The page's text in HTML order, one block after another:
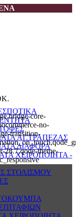
ΑΓ.ΤΡΑΠΕΖΑΣ
ΔΙΑΦΟΡΑ
ΧΕΙΡΟΠΟΙΗΤΑ -
ΣΤΟΛΙΣΜΟΥ
core-
no-
transition-
28.7,qode-theme-